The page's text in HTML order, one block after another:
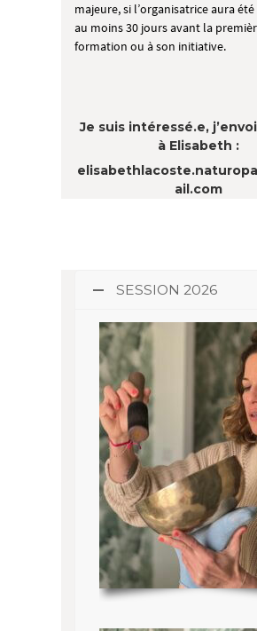
majeure, si l’organisatrice aura
au moins 30 jours avant la
formation ou à son initiative.
Je suis intéressé.e,
à Elisabeth :
ail.com
SESSION 2026